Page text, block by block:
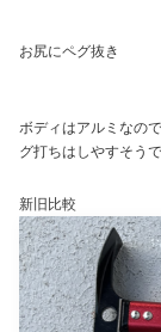
お尻にペグ抜き
ボディはアルミなの
グ打ちはしやすそうで
新旧比較